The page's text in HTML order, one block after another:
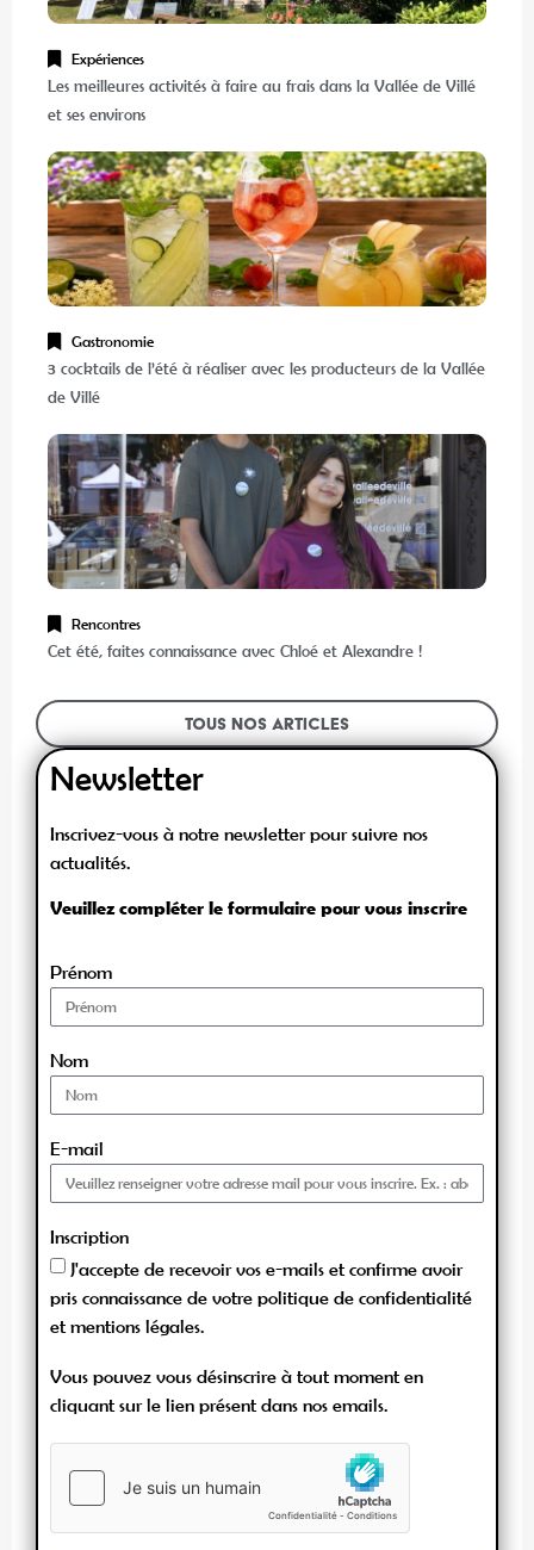
Expériences
Les meilleures activités à faire au frais dans la Vallée de Villé
et ses environs
Gastronomie
3 cocktails de l’été à réaliser avec les producteurs de la Vallée
de Villé
Rencontres
Cet été, faites connaissance avec Chloé et Alexandre !
Tous nos articles
Newsletter
Inscrivez-vous à notre newsletter pour suivre nos
actualités.
Veuillez compléter le formulaire pour vous inscrire
Prénom
Nom
E-mail
Inscription
J'accepte de recevoir vos e-mails et confirme avoir
pris connaissance de votre politique de confidentialité
et mentions légales.
Vous pouvez vous désinscrire à tout moment en
cliquant sur le lien présent dans nos emails.